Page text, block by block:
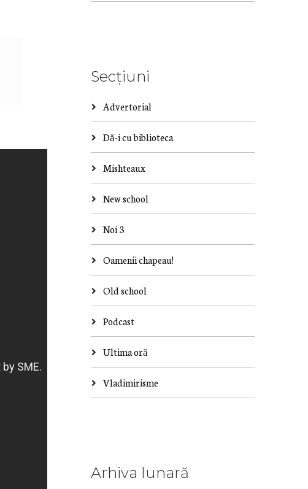
Secțiuni
Advertorial
Dă-i cu biblioteca
Mishteaux
New school
Noi 3
Oamenii chapeau!
Old school
Podcast
Ultima oră
Vladimirisme
Arhiva lunară